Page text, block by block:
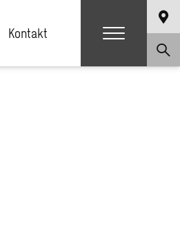
Kontakt